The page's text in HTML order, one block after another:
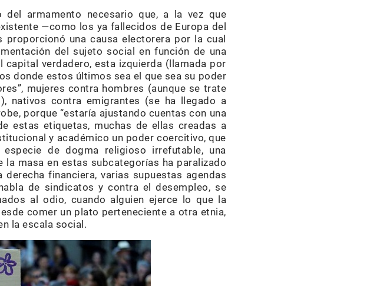
armamento necesario que, a la vez que
—como los ya fallecidos de Europa del
una causa electorera por la cual
del sujeto social en función de una
verdadero, esta izquierda (llamada por
donde estos últimos sea el que sea su poder
mujeres contra hombres (aunque se trate
nativos contra emigrantes (se ha llegado a
porque “estaría ajustando cuentas con una
estas etiquetas, muchas de ellas creadas a
y académico un poder coercitivo, que
de dogma religioso irrefutable, una
masa en estas subcategorías ha paralizado
financiera, varias supuestas agendas
de sindicatos y contra el desempleo, se
al odio, cuando alguien ejerce lo que la
comer un plato perteneciente a otra etnia,
la escala social.